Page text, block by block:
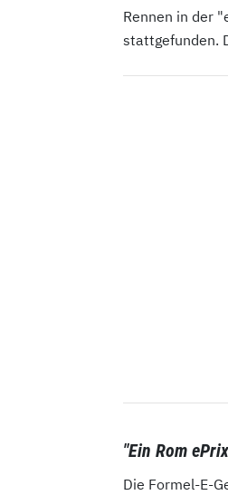
Rennen in der
stattgefunden.
"Ein Rom
Die Formel-E-